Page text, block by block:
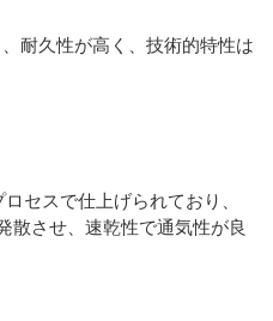
耐久性が高く、技術的特性は
セスで仕上げられており、
散させ、速乾性で通気性が良